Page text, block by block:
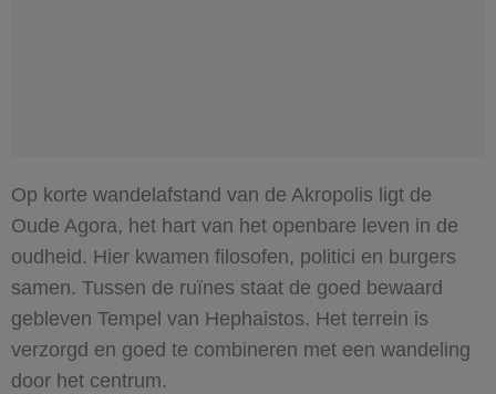
Op korte wandelafstand van de Akropolis ligt de
Oude Agora, het hart van het openbare leven in de
oudheid. Hier kwamen filosofen, politici en burgers
samen. Tussen de ruïnes staat de goed bewaard
gebleven Tempel van Hephaistos. Het terrein is
verzorgd en goed te combineren met een wandeling
door het centrum.